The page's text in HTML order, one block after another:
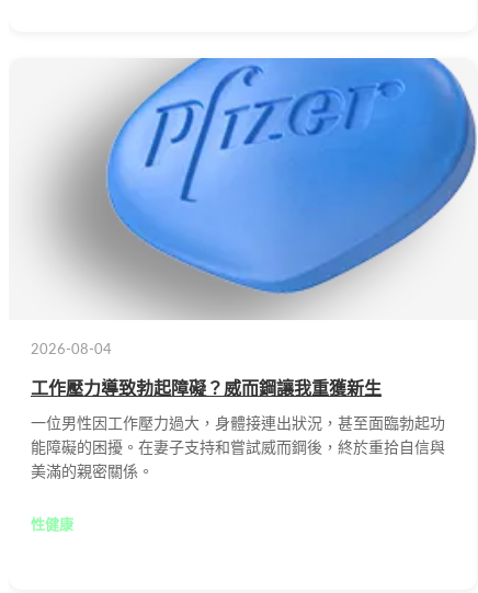
2026-08-04
工作壓力導致勃起障礙？威而鋼讓我重獲新生
一位男性因工作壓力過大，身體接連出狀況，甚至面臨勃起功
能障礙的困擾。在妻子支持和嘗試威而鋼後，終於重拾自信與
美滿的親密關係。
性健康